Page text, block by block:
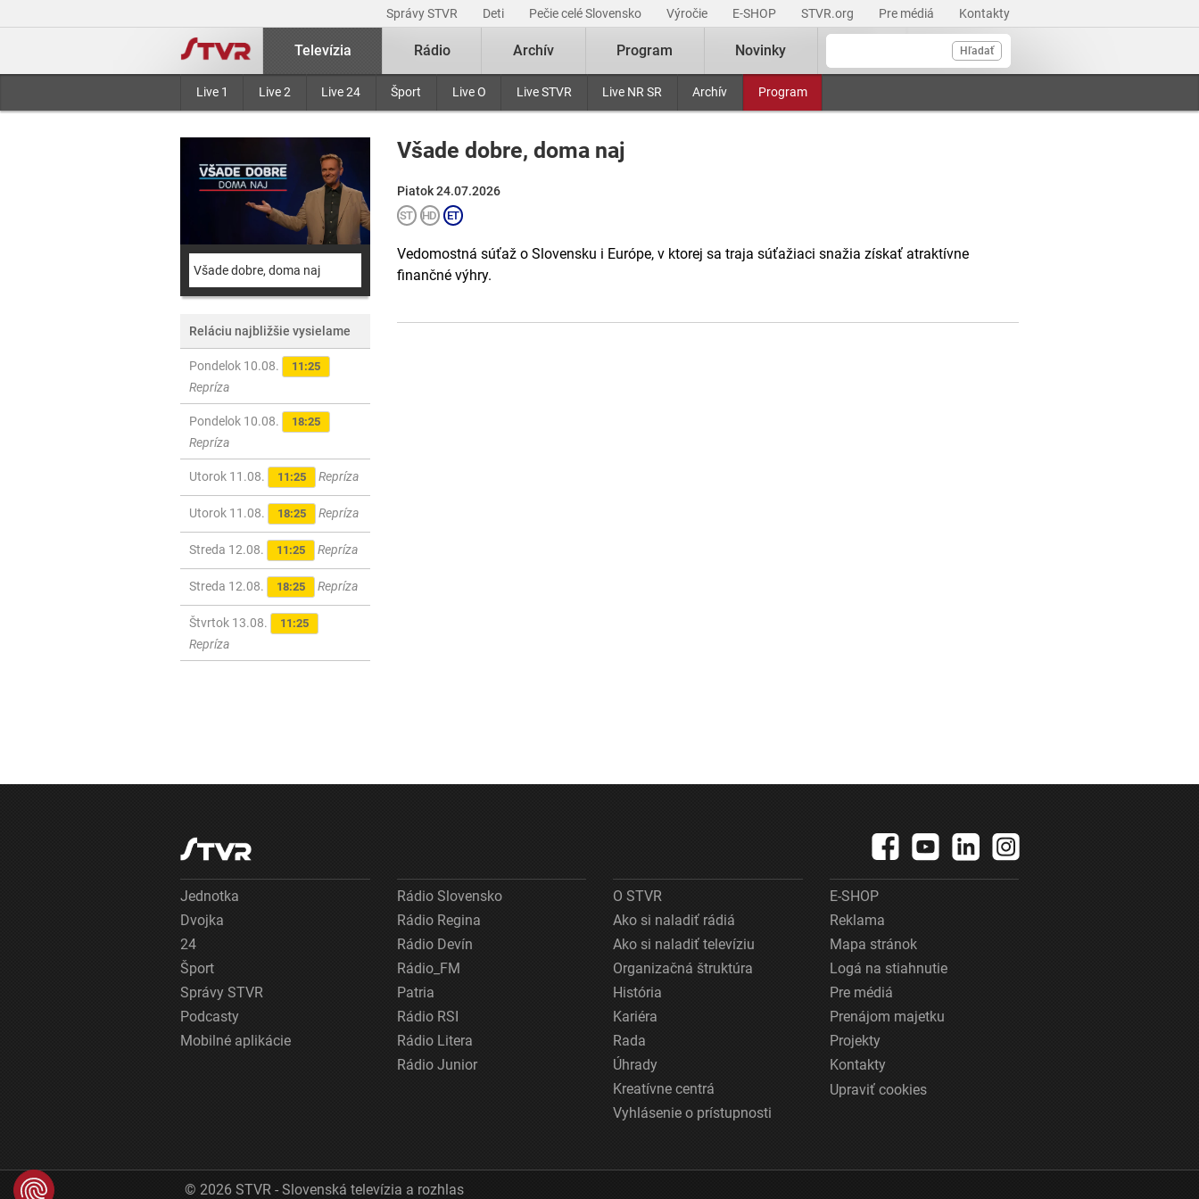
Správy STVR Deti Pečie celé Slovensko Výročie E-SHOP STVR.org Pre médiá Kontakty
Hľadať
Televízia
Live 1 Live 2 Live 24 Šport Live O Live STVR Live NR SR Archív Program
Rádio Archív Program Novinky
Všade dobre, doma naj
Reláciu najbližšie vysielame
Pondelok 10.08. 11:25
Repríza
Pondelok 10.08. 18:25
Repríza
Utorok 11.08. 11:25 Repríza
Utorok 11.08. 18:25 Repríza
Streda 12.08. 11:25 Repríza
Streda 12.08. 18:25 Repríza
Štvrtok 13.08. 11:25
Repríza
Všade dobre, doma naj
Piatok 24.07.2026
Vedomostná súťaž o Slovensku i Európe, v ktorej sa traja súťažiaci snažia získať atraktívne
finančné výhry.
Jednotka
Dvojka
24
Šport
Správy STVR
Podcasty
Mobilné aplikácie
Rádio Slovensko
Rádio Regina
Rádio Devín
Rádio_FM
Patria
Rádio RSI
Rádio Litera
Rádio Junior
O STVR
Ako si naladiť rádiá
Ako si naladiť televíziu
Organizačná štruktúra
História
Kariéra
Rada
Úhrady
Kreatívne centrá
Vyhlásenie o prístupnosti
E-SHOP
Reklama
Mapa stránok
Logá na stiahnutie
Pre médiá
Prenájom majetku
Projekty
Kontakty
Upraviť cookies
© 2026 STVR - Slovenská televízia a rozhlas